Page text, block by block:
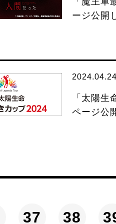
ージ公開
2024.04.24
「太陽
ページ公
37 38